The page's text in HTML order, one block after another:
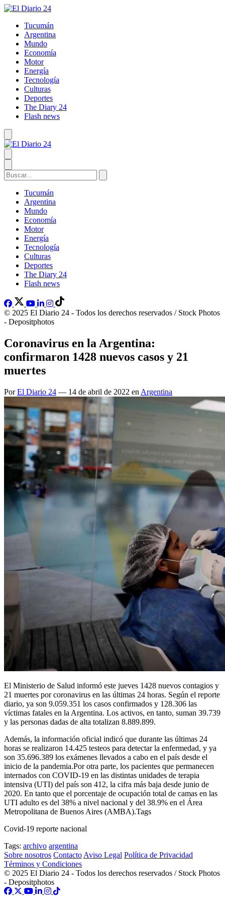
Tucumán
Argentina
Mundo
Economía
Motor
Energía
Tecnología
Culturas
Deportes
The Diary 24
Flash news
Tucumán
Argentina
Mundo
Economía
Motor
Energía
Tecnología
Culturas
Deportes
The Diary 24
Flash news
© 2025 El Diario 24 - Todos los derechos reservados / Stock Photos
- Depositphotos
Coronavirus en la Argentina:
confirmaron 1428 nuevos casos y 21
muertes
PorEl Diario 24 — 14 de abril de 2022 en Argentina
El Ministerio de Salud informó este jueves 1428 nuevos contagios y
21 muertes por coronavirus en las últimas 24 horas. Según el reporte
diario, ya son 9.059.351 los casos confirmados y 128.306 las
víctimas fatales en la Argentina. Los activos, en tanto, suman 39.739
y las personas dadas de alta totalizan 8.889.899.
Además, la información oficial indicó que durante las últimas 24
horas se realizaron 14.425 testeos para detectar la enfermedad, y ya
son 35.696.389 los exámenes llevados a cabo en el país desde el
inicio de la pandemia.Por otra parte, los pacientes que permanecen
internados con COVID-19 en las distintas unidades de terapia
intensiva (UTI) del país son 412, la cifra más baja desde junio de
2020. En tanto que el porcentaje de ocupación total de camas en las
UTI adulto es del 38% a nivel nacional y del 38.9% en el Área
Metropolitana de Buenos Aires (AMBA).Tags
Covid-19 reporte nacional
Tags: archivo argentina
Sobre nosotros Contacto Aviso Legal Política de Privacidad
Términos y Condiciones
© 2025 El Diario 24 - Todos los derechos reservados / Stock Photos
- Depositphotos